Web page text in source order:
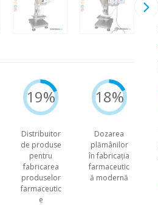
19%
Distribuitor
de produse
pentru
fabricarea
produselor
farmaceutic
e
18%
Dozarea
plămânilor
în fabricaţia
farmaceutic
ă modernă